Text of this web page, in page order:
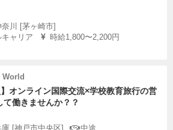
川 [茅ヶ崎市]
ャリア
時給1,800〜2,200円
World
】オンライン国際交流×学校教育旅行の営
て働きませんか？？
[神戸市中央区] 中途